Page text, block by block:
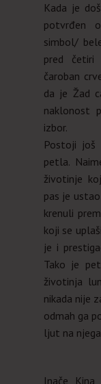
Kada je
potvrđen
simbol/
pred četiri
čaroban
da je Žad
naklonost
izbor.
Postoji
petla.
životinje
pas je
krenuli
koji se
je i
Tako je
životinja
nikada nije
odmah ga
ljut na
Inače